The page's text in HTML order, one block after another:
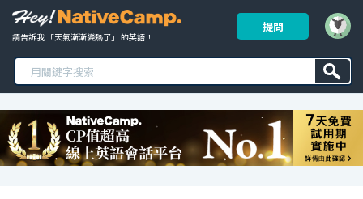
請告訴我 「天氣漸漸變熱了」 的英語！
提問